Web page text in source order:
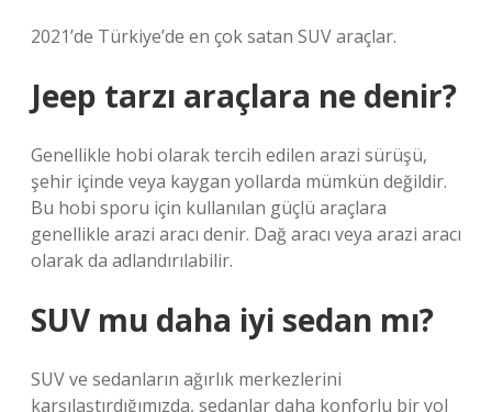
2021’de Türkiye’de en çok satan SUV araçlar.
Jeep tarzı araçlara ne denir?
Genellikle hobi olarak tercih edilen arazi sürüşü,
şehir içinde veya kaygan yollarda mümkün değildir.
Bu hobi sporu için kullanılan güçlü araçlara
genellikle arazi aracı denir. Dağ aracı veya arazi aracı
olarak da adlandırılabilir.
SUV mu daha iyi sedan mı?
SUV ve sedanların ağırlık merkezlerini
karşılaştırdığımızda, sedanlar daha konforlu bir yol